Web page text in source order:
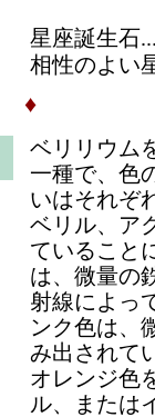
星座誕生石
相性のよい
♦
ベリリウム
一種で、色
いはそれぞ
ベリル、ア
ていること
は、微量の
射線によっ
ンク色は、
み出されて
オレンジ色
ル、または